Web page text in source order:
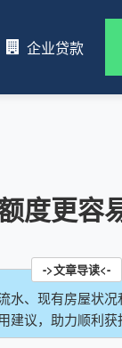
企业贷款
度更容
、现有房屋状
议，助力顺利获